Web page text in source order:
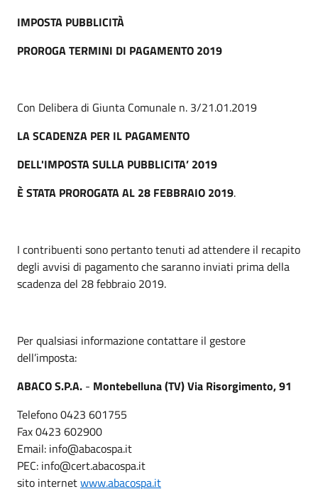
IMPOSTA PUBBLICITÀ
PROROGA TERMINI DI PAGAMENTO 2019
Con Delibera di Giunta Comunale n. 3/21.01.2019
LA SCADENZA PER IL PAGAMENTO
DELL'IMPOSTA SULLA PUBBLICITA’ 2019
È STATA PROROGATA AL 28 FEBBRAIO 2019.
I contribuenti sono pertanto tenuti ad attendere il recapito
degli avvisi di pagamento che saranno inviati prima della
scadenza del 28 febbraio 2019.
Per qualsiasi informazione contattare il gestore
dell’imposta:
ABACO S.P.A. - Montebelluna (TV)Via Risorgimento, 91
Telefono 0423 601755
Fax 0423 602900
Email: info@abacospa.it
PEC: info@cert.abacospa.it
sito internetwww.abacospa.it